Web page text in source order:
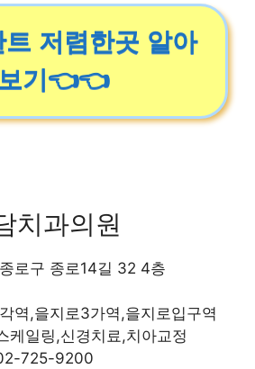
트 저렴한곳 알아
보기👈👈
치과의원
로구 종로14길 32 4층
역,을지로3가역,을지로입구역
케일링,신경치료,치아교정
725-9200